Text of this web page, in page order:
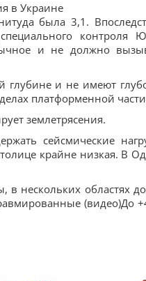
в Украине
была 3,1.
контроля
и не должно
глубине и не имеют
платформенной
землетрясения.
сейсмические
крайне низкая. В
в нескольких областях
(видео)До